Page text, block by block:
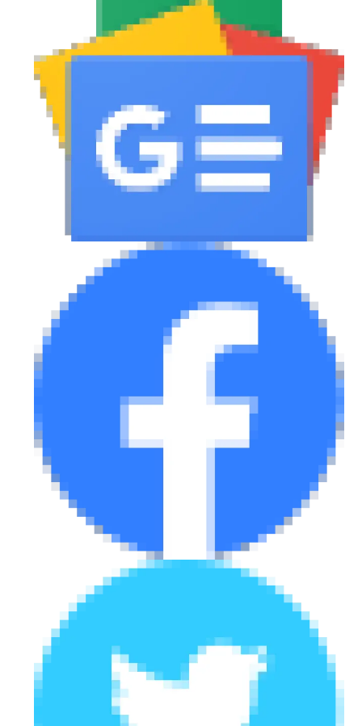
DRIVE USED